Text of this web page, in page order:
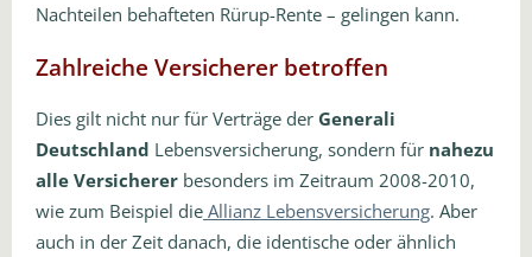
Nachteilen behafteten Rürup-Rente – gelingen kann.
Zahlreiche Versicherer betroffen
Dies gilt nicht nur für Verträge der Generali
Deutschland Lebensversicherung, sondern für nahezu
alle Versicherer besonders im Zeitraum 2008-2010,
wie zum Beispiel die Allianz Lebensversicherung. Aber
auch in der Zeit danach, die identische oder ähnlich